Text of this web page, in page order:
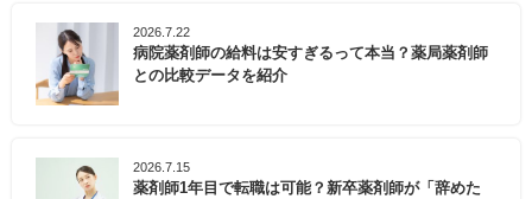
2026.7.22
病院薬剤師の給料は安すぎるって本当？薬局薬剤師
との比較データを紹介
2026.7.15
薬剤師1年目で転職は可能？新卒薬剤師が「辞めた